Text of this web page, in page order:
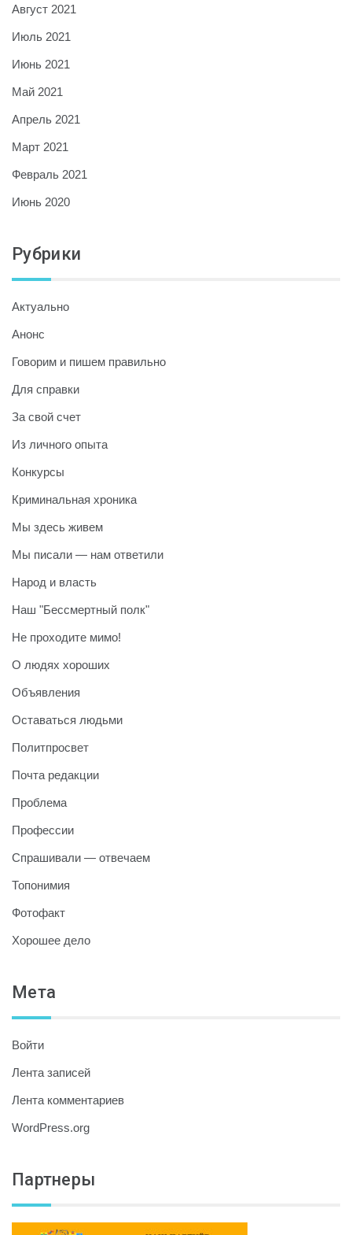
Август 2021
Июль 2021
Июнь 2021
Май 2021
Апрель 2021
Март 2021
Февраль 2021
Июнь 2020
Рубрики
Актуально
Анонс
Говорим и пишем правильно
Для справки
За свой счет
Из личного опыта
Конкурсы
Криминальная хроника
Мы здесь живем
Мы писали — нам ответили
Народ и власть
Наш "Бессмертный полк"
Не проходите мимо!
О людях хороших
Объявления
Оставаться людьми
Политпросвет
Почта редакции
Проблема
Профессии
Спрашивали — отвечаем
Топонимия
Фотофакт
Хорошее дело
Мета
Войти
Лента записей
Лента комментариев
WordPress.org
Партнеры